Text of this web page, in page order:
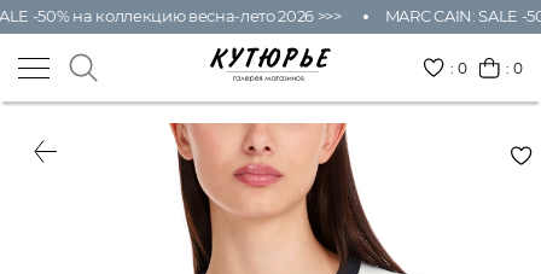
-50% на коллекцию весна-лето 2026 >>> MARC CAIN: SALE -
:0 : 0